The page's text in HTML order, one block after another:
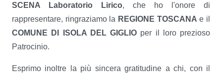
SCENA Laboratorio Lirico, che ho l'onore di
rappresentare, ringraziamo la REGIONE TOSCANA e il
COMUNE DI ISOLA DEL GIGLIO per il loro prezioso
Patrocinio.
Esprimo inoltre la più sincera gratitudine a chi, con il